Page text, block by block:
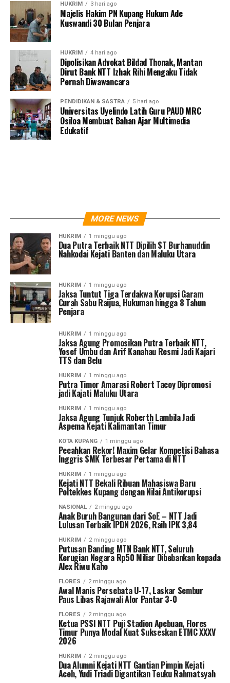
HUKRIM 3 hari ago
Majelis Hakim PN Kupang Hukum Ade
Kuswandi 30 Bulan Penjara
HUKRIM 4 hari ago
Dipolisikan Advokat Bildad Thonak, Mantan
Dirut Bank NTT Izhak Rihi Mengaku Tidak
Pernah Diwawancara
PENDIDIKAN & SASTRA 5 hari ago
Universitas Uyelindo Latih Guru PAUD MRC
Osiloa Membuat Bahan Ajar Multimedia
Edukatif
MORE NEWS
HUKRIM 1 minggu ago
Dua Putra Terbaik NTT Dipilih ST Burhanuddin
Nahkodai Kejati Banten dan Maluku Utara
HUKRIM 1 minggu ago
Jaksa Tuntut Tiga Terdakwa Korupsi Garam
Curah Sabu Raijua, Hukuman hingga 8 Tahun
Penjara
HUKRIM 1 minggu ago
Jaksa Agung Promosikan Putra Terbaik NTT,
Yosef Umbu dan Arif Kanahau Resmi Jadi Kajari
TTS dan Belu
HUKRIM 1 minggu ago
Putra Timor Amarasi Robert Tacoy Dipromosi
jadi Kajati Maluku Utara
HUKRIM 1 minggu ago
Jaksa Agung Tunjuk Roberth Lambila Jadi
Aspema Kejati Kalimantan Timur
KOTA KUPANG 1 minggu ago
Pecahkan Rekor! Maxim Gelar Kompetisi Bahasa
Inggris SMK Terbesar Pertama di NTT
HUKRIM 1 minggu ago
Kejati NTT Bekali Ribuan Mahasiswa Baru
Poltekkes Kupang dengan Nilai Antikorupsi
NASIONAL 2 minggu ago
Anak Buruh Bangunan dari SoE – NTT Jadi
Lulusan Terbaik IPDN 2026, Raih IPK 3,84
HUKRIM 2 minggu ago
Putusan Banding MTN Bank NTT, Seluruh
Kerugian Negara Rp50 Miliar Dibebankan kepada
Alex Riwu Kaho
FLORES 2 minggu ago
Awal Manis Persebata U-17, Laskar Sembur
Paus Libas Rajawali Alor Pantar 3-0
FLORES 2 minggu ago
Ketua PSSI NTT Puji Stadion Apebuan, Flores
Timur Punya Modal Kuat Sukseskan ETMC XXXV
2026
HUKRIM 2 minggu ago
Dua Alumni Kejati NTT Gantian Pimpin Kejati
Aceh, Yudi Triadi Digantikan Teuku Rahmatsyah